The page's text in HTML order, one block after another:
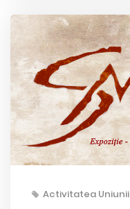
Activitatea Uniunii